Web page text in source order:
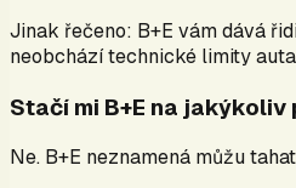
Jinak řečeno: B+E vám dává
neobchází technické limity
Stačí mi B+E na
Ne. B+E neznamená můžu